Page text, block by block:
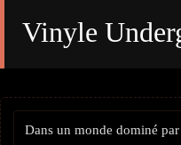
Vinyle
Dans un monde dominé